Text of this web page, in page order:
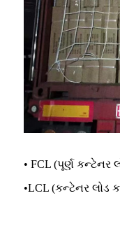
• FCL (પૂર્ણ કન્ટેનર
•LCL (કન્ટેનર લોડ